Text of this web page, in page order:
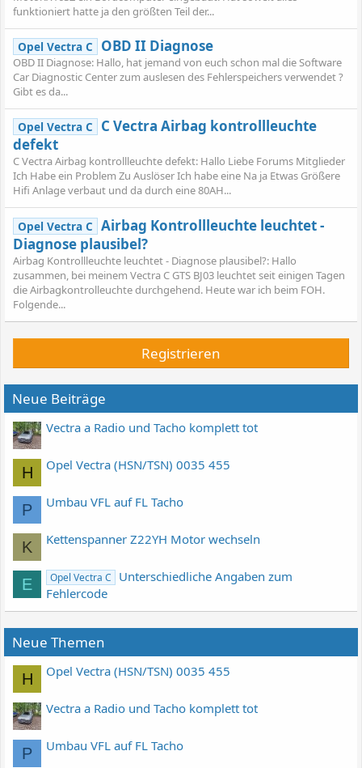
funktioniert hatte ja den größten Teil der...
Opel Vectra C OBD II Diagnose
OBD II Diagnose: Hallo, hat jemand von euch schon mal die Software
Car Diagnostic Center zum auslesen des Fehlerspeichers verwendet ?
Gibt es da...
Opel Vectra C
C Vectra Airbag kontrollleuchte
defekt
C Vectra Airbag kontrollleuchte defekt: Hallo Liebe Forums Mitglieder
Ich Habe ein Problem Zu Auslöser Ich habe eine Na ja Etwas Größere
Hifi Anlage verbaut und da durch eine 80AH...
Opel Vectra C Airbag Kontrollleuchte leuchtet -
Diagnose plausibel?
Airbag Kontrollleuchte leuchtet - Diagnose plausibel?: Hallo
zusammen, bei meinem Vectra C GTS BJ03 leuchtet seit einigen Tagen
die Airbagkontrolleuchte durchgehend. Heute war ich beim FOH.
Folgende...
Registrieren
Neue Beiträge
Vectra a Radio und Tacho komplett tot
H Opel Vectra (HSN/TSN) 0035 455
P Umbau VFL auf FL Tacho
K Kettenspanner Z22YH Motor wechseln
E Opel Vectra C
Unterschiedliche Angaben zum
Fehlercode
Neue Themen
H Opel Vectra (HSN/TSN) 0035 455
Vectra a Radio und Tacho komplett tot
P Umbau VFL auf FL Tacho